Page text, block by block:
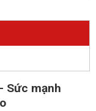
Sức mạnh